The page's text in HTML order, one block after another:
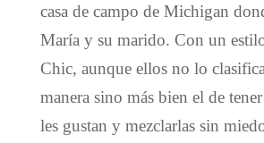
casa de campo de Michigan
María y su marido. Con un
Chic, aunque ellos no lo
manera sino más bien el de
les gustan y mezclarlas sin